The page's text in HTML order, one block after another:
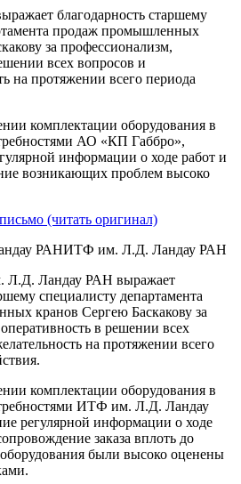
благодарность старшему
продаж промышленных
за профессионализм,
всех вопросов и
на протяжении всего периода
комплектации оборудования в
АО «КП­ Габбро»,
информации о ходе работ и
возникающих проблем высоко
(читать оригинал)
ИТФ им. Л.Д. Ландау РАН
Ландау РАН выражает
специалисту департамента
кранов Сергею Баскакову за
в решении всех
на протяжении всего
комплектации оборудования в
ИТФ им. Л.Д. Ландау
регулярной информации о ходе
заказа вплоть до
были высоко оценены